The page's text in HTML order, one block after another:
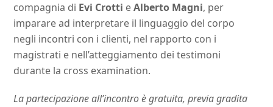
compagnia di Evi Crotti eAlberto Magni, per
imparare ad interpretare il linguaggio del corpo
negli incontri con i clienti, nel rapporto con i
magistrati e nell’atteggiamento dei testimoni
durante la cross examination.
La partecipazione all’incontro è gratuita, previa gradita